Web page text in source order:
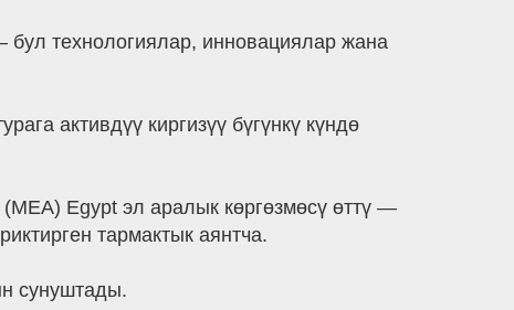
технологиялар, инновациялар жана
активдүү киргизүү бүгүнкү күндө
Egypt эл аралык көргөзмөсү өттү —
тармактык аянтча.
сунуштады.